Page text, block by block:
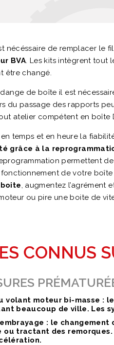
nécéssaire de remplacer le
BVA. Les kits intègrent tout
être changé.
de boîte il est
du passage des rapports
atelier compétent en boîte
en temps et en heure la
grâce à la
permettent
de votre
, augmentez l’agrément
ou pire une boite de
CONNUS
volant moteur bi-masse :
beaucoup de ville. Les
: le changement
ou tractant des